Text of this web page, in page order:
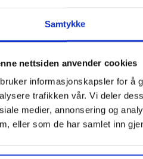
Samtykke
nettsiden anvender cookies
informasjonskapsler for å
trafikken vår. Vi deler
medier, annonsering og
eller som de har samlet inn
med full
Da dommen
sagt opp